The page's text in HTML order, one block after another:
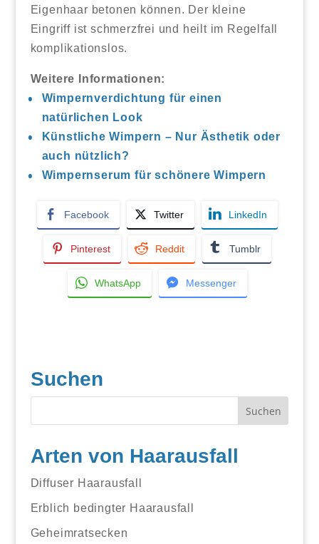
Eigenhaar betonen können. Der kleine
Eingriff ist schmerzfrei und heilt im Regelfall
komplikationslos.
Weitere Informationen:
Wimpernverdichtung für einen
natürlichen Look
Künstliche Wimpern – Nur Ästhetik oder
auch nützlich?
Wimpernserum für schönere Wimpern
Facebook Twitter LinkedIn
Pinterest Reddit Tumblr
WhatsApp Messenger
Suchen
Arten von Haarausfall
Diffuser Haarausfall
Erblich bedingter Haarausfall
Geheimratsecken